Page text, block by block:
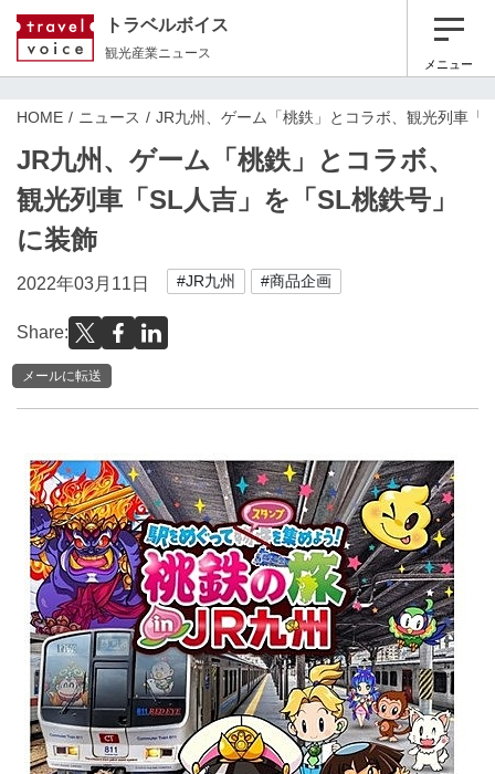
トラベルボイス
観光産業ニュース
メニュー
HOME ニュース JR九州、ゲーム「桃鉄」とコラボ、観光列車「
JR九州、ゲーム「桃鉄」とコラボ、
観光列車「SL人吉」を「SL桃鉄号」
に装飾
2022年03月11日 #JR九州 #商品企画
Share:
メールに転送